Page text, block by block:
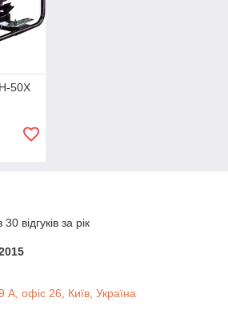
50X
відгуків за рік
А, офіс 26, Київ, Україна